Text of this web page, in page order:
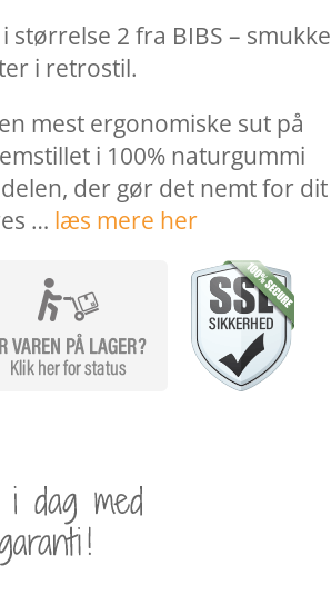
2 fra BIBS – smukke
i retrostil.
mest ergonomiske sut på
i 100% naturgummi
der gør det nemt for dit
… læs mere her